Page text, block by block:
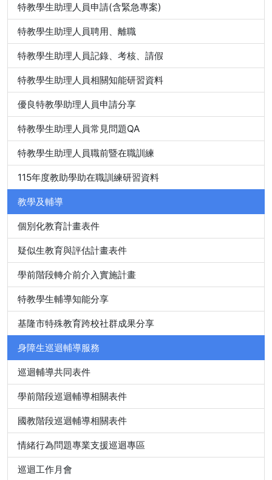
特教學生助理人員申請(含緊急專案)
特教學生助理人員聘用、離職
特教學生助理人員記錄、考核、請假
特教學生助理人員相關知能研習資料
優良特教學助理人員申請分享
特教學生助理人員常見問題QA
特教學生助理人員職前暨在職訓練
115年度教助學助在職訓練研習資料
教學及輔導
個別化教育計畫表件
疑似生教育與評估計畫表件
學前階段轉介前介入實施計畫
特教學生輔導知能分享
基隆市特殊教育跨校社群成果分享
身障生巡迴輔導服務
巡迴輔導共同表件
學前階段巡迴輔導相關表件
國教階段巡迴輔導相關表件
情緒行為問題專業支援巡迴專區
巡迴工作月會